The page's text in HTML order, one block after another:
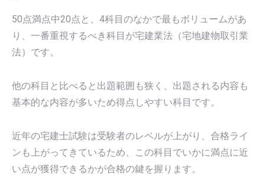
50点満点中20点と、4科目のなかで最もボリュームがあ
り、一番重視するべき科目が宅建業法（宅地建物取引業
法）です。
他の科目と比べると出題範囲も狭く、出題される内容も
基本的な内容が多いため得点しやすい科目です。
近年の宅建士試験は受験者のレベルが上がり、合格ライ
ンも上がってきているため、この科目でいかに満点に近
い点が獲得できるかが合格の鍵を握ります。